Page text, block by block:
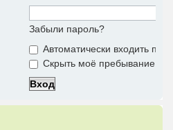
Забыли пароль?
Автоматически входить
Скрыть моё пребывание на